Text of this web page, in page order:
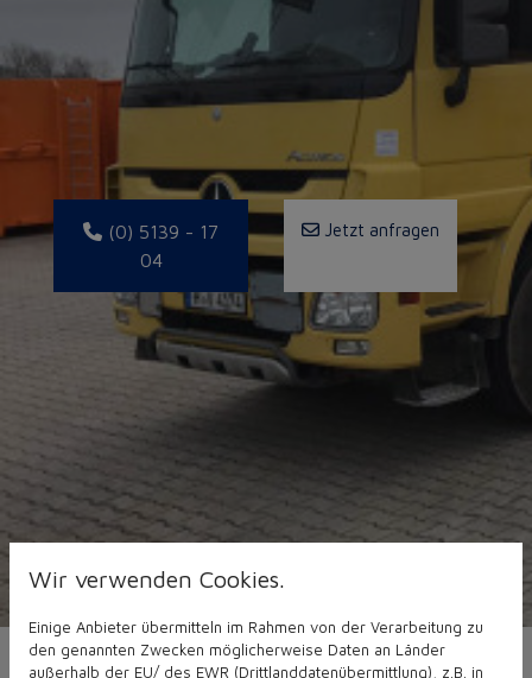
(0) 5139 - 17
04
Jetzt anfragen
Wir verwenden Cookies.
Einige Anbieter übermitteln im Rahmen von der Verarbeitung zu
den genannten Zwecken möglicherweise Daten an Länder
außerhalb der EU/ des EWR (Drittlanddatenübermittlung), z.B. in